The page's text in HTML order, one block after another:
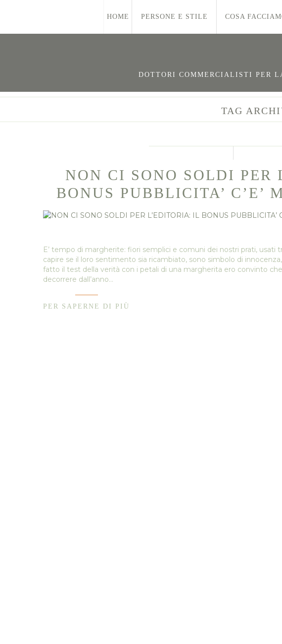
HOME PERSONE E STILE COSA
DOTTORI COMMERCIALISTI PER
TAG
NON CI SONO SOLDI PER
BONUS PUBBLICITA’ C’E’
E’ tempo di margherite: fiori semplici e comuni dei nostri prati, usati
capire se il loro sentimento sia ricambiato, sono simbolo di
fatto il test della verità con i petali di una margherita ero convinto
decorrere dall’anno…
PER SAPERNE DI PIÙ